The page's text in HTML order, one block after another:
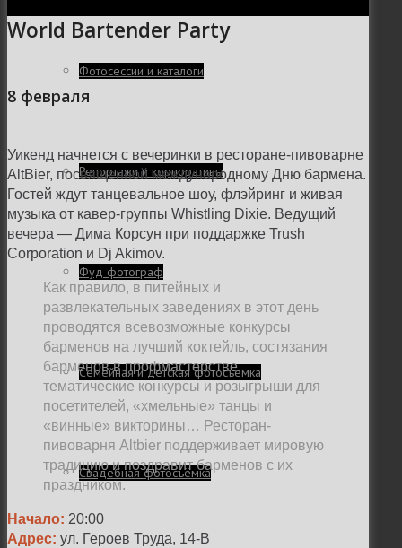
Фотосессии и каталоги
Репортажи и корпоративы
Фуд фотограф
Семейная и детская фотосъемка
Свадебная фотосъёмка
World Bartender Party
8 февраля
Уикенд начнется с вечеринки в ресторане-пивоварне
AltBier, посвященной международному Дню бармена.
Гостей ждут танцевальное шоу, флэйринг и живая
музыка от кавер-группы Whistling Dixie. Ведущий
вечера — Дима Корсун при поддаржке Trush
Corporation и Dj Akimov.
Как правило, в питейных и
развлекательных заведениях в этот день
проводятся всевозможные конкурсы
барменов на лучший коктейль, состязания
барменов в профмастерстве,
тематические конкурсы и розыгрыши для
посетителей, «хмельные» танцы и
«винные» викторины… Ресторан-
пивоварня Altbier поддерживает мировую
традицию и поздравит барменов с их
праздником.
Начало: 20:00
Адрес: ул. Героев Труда, 14-В